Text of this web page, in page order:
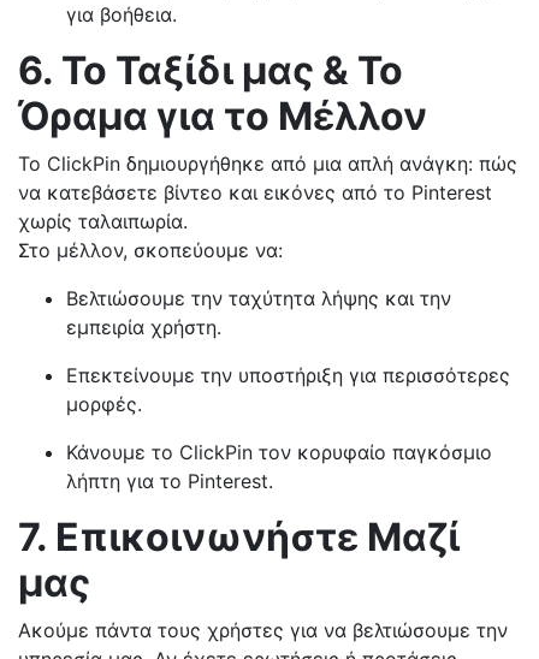
για βοήθεια.
6. Το Ταξίδι μας & Το
Όραμα για το Μέλλον
Το ClickPin δημιουργήθηκε από μια απλή ανάγκη: πώς
να κατεβάσετε βίντεο και εικόνες από το Pinterest
χωρίς ταλαιπωρία.
Στο μέλλον, σκοπεύουμε να:
Βελτιώσουμε την ταχύτητα λήψης και την
εμπειρία χρήστη.
Επεκτείνουμε την υποστήριξη για περισσότερες
μορφές.
Κάνουμε το ClickPin τον κορυφαίο παγκόσμιο
λήπτη για το Pinterest.
7. Επικοινωνήστε Μαζί
μας
Ακούμε πάντα τους χρήστες για να βελτιώσουμε την